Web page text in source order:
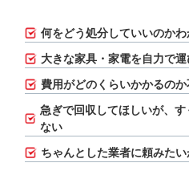
何をどう処分していいのか
大きな家具・家電を自力で
費用がどのくらいかかるのか
急ぎで回収してほしいが、す
ない
ちゃんとした業者に頼みた